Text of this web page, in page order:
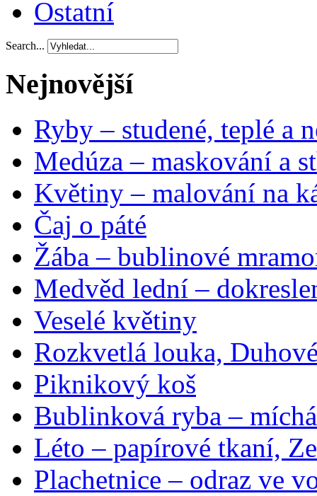
Ostatní
Search...
Nejnovější
Ryby – studené, teplé a
Medúza – maskování a
Květiny – malování na
Čaj o páté
Žába – bublinové
Medvěd lední –
Veselé květiny
Rozkvetlá louka,
Piknikový koš
Bublinková ryba –
Léto – papírové tkaní,
Plachetnice – odraz ve